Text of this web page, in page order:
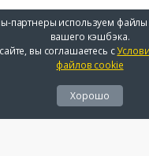
партнеры используем файлы
вашего кэшбэка.
вы соглашаетесь с
файлов cookie
Хорошо